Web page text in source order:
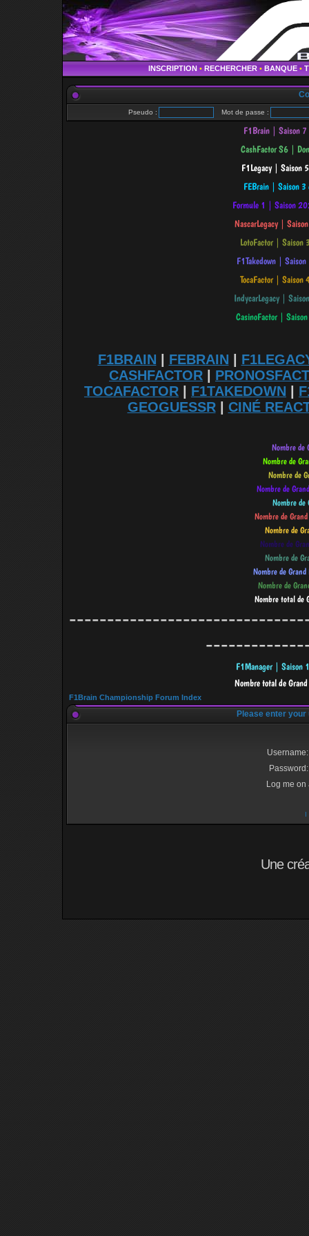
INSCRIPTION • RECHERCHER • BANQUE •
Pseudo : Mot de passe :
F1BRAIN FEBRAIN
CASHFACTOR
TOCAFACTOR
F1TAKEDOWN
GEOGUESSR| CINÉ
F1Brain Championship Forum Index
Please enter
Username:
Password:
Log me
I
Une